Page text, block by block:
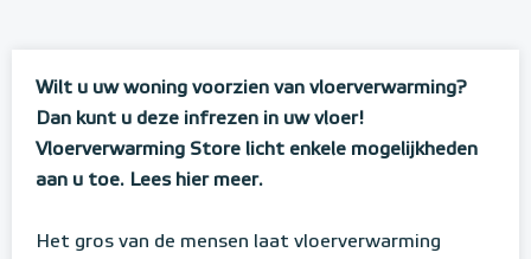
Wilt u uw woning voorzien van vloerverwarming?
Dan kunt u deze infrezen in uw vloer!
Vloerverwarming Store licht enkele mogelijkheden
aan u toe. Lees hier meer.
Het gros van de mensen laat vloerverwarming